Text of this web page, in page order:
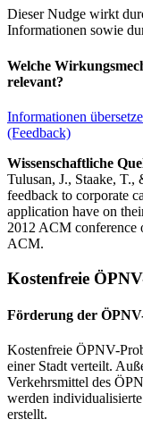
Dieser Nudge wirkt
Informationen sowie
Welche
relevant?
Informationen
(Feedback)
Wissenschaftliche
Tulusan, J., Staake,
feedback to corporate
application have on
2012 ACM conference
ACM.
Kostenfreie
Förderung der
Kostenfreie ÖPNV-
einer Stadt verteilt.
Verkehrsmittel des
werden
erstellt.